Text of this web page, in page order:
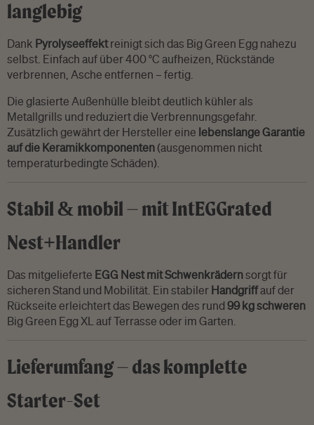
langlebig
Dank Pyrolyseeffektreinigt sich das Big Green Egg nahezu
selbst. Einfach auf über 400 °C aufheizen, Rückstände
verbrennen, Asche entfernen – fertig.
Die glasierte Außenhülle bleibt deutlich kühler als
Metallgrills und reduziert die Verbrennungsgefahr.
Zusätzlich gewährt der Hersteller eine lebenslange Garantie
auf die Keramikkomponenten (ausgenommen nicht
temperaturbedingte Schäden).
Stabil & mobil – mit IntEGGrated
Nest+Handler
Das mitgelieferte EGG Nest mit Schwenkrädernsorgt für
sicheren Stand und Mobilität. Ein stabiler Handgriffauf der
Rückseite erleichtert das Bewegen des rund 99 kg schweren
Big Green Egg XL auf Terrasse oder im Garten.
Lieferumfang – das komplette
Starter-Set